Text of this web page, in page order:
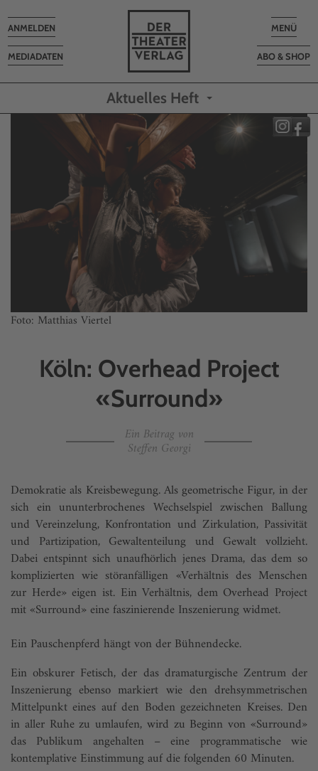
Toggle
MENÜ
ABO & SHOP
MEDIADATEN
Toggle
navigation
ANMELDEN
Aktuelles Heft
Foto: Matthias Viertel
Köln: Overhead Project
«Surround»
Ein Beitrag von
Steffen Georgi
Demokratie als Kreisbewegung. Als geometrische Figur, in der
sich ein ununterbrochenes Wechselspiel zwischen Ballung
und Vereinzelung, Konfrontation und Zirkulation, Passivität
und Partizipation, Gewaltenteilung und Gewalt vollzieht.
Dabei entspinnt sich unaufhörlich jenes Drama, das dem so
komplizierten wie störanfälligen «Verhältnis des Menschen
zur Herde» eigen ist. Ein Verhältnis, dem Overhead Project
mit «Surround» eine faszinierende Inszenierung widmet.
Ein Pauschenpferd hängt von der Bühnendecke.
Ein obskurer Fetisch, der das dramaturgische Zentrum der
Inszenierung ebenso markiert wie den drehsymmetrischen
Mittelpunkt eines auf den Boden gezeichneten Kreises. Den
in aller Ruhe zu umlaufen, wird zu Beginn von «Surround»
das Publikum angehalten – eine programmatische wie
kontemplative Einstimmung auf die folgenden 60 Minuten.